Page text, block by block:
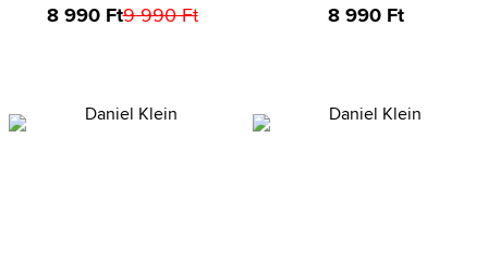
8 990 Ft9 990 Ft 8 990 Ft